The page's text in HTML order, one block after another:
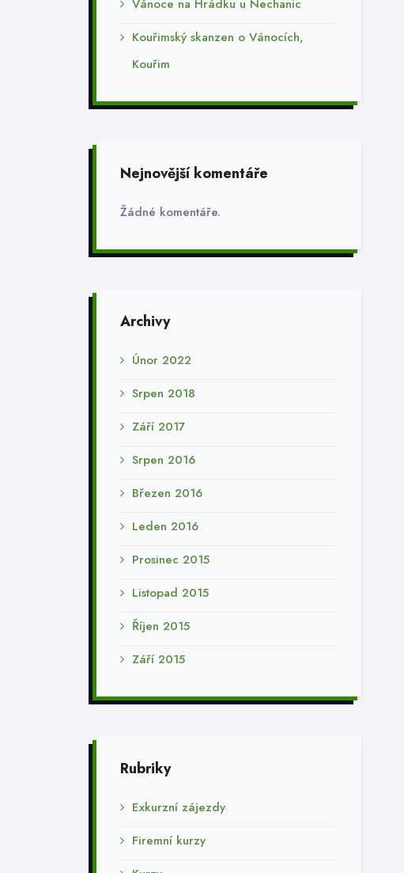
Vánoce na Hrádku u Nechanic
Kouřimský skanzen o Vánocích,
Kouřim
Nejnovější komentáře
Žádné komentáře.
Archivy
Únor 2022
Srpen 2018
Září 2017
Srpen 2016
Březen 2016
Leden 2016
Prosinec 2015
Listopad 2015
Říjen 2015
Září 2015
Rubriky
Exkurzní zájezdy
Firemní kurzy